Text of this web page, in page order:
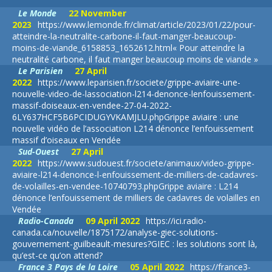
Le Monde
22 November
2023 https://www.lemonde.fr/climat/article/2023/01/22/pour-
atteindre-la-neutralite-carbone-il-faut-manger-beaucoup-
moins-de-viande_6158853_1652612.html« Pour atteindre la
neutralité carbone, il faut manger beaucoup moins de viande »
Le Parisien
27 April
2022 https://www.leparisien.fr/societe/grippe-aviaire-une-
nouvelle-video-de-lassociation-l214-denonce-lenfouissement-
massif-doiseaux-en-vendee-27-04-2022-
6LY637HCF5B6PCIDUGYVKAMJLU.phpGrippe aviaire : une
nouvelle vidéo de l’association L214 dénonce l’enfouissement
massif d’oiseaux en Vendée
Sud-Ouest
27 April
2022 https://www.sudouest.fr/societe/animaux/video-grippe-
aviaire-l214-denonce-l-enfouissement-de-milliers-de-cadavres-
de-volailles-en-vendee-10740793.phpGrippe aviaire : L214
dénonce l’enfouissement de milliers de cadavres de volailles en
Vendée
Radio-Canada
09 April 2022 https://ici.radio-
canada.ca/nouvelle/1875172/analyse-giec-solutions-
gouvernement-guilbeault-mesures?GIEC : les solutions sont là,
qu’est-ce qu’on attend?
France 3 Pays de la Loire
05 April 2022 https://france3-